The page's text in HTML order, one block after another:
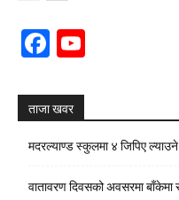
Facebook
ताजा खवर
मदरल्याण्ड स्कुलमा ४ जिपिए ल्याउने
वातावरण दिवसको अवसरमा